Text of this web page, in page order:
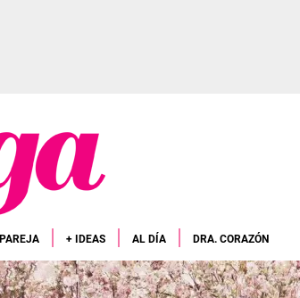
PAREJA + IDEAS AL DÍA DRA. CORAZÓN